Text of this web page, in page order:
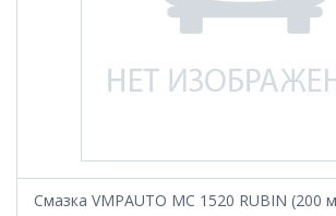
Смазка VMPAUTO MC 1520 RUBIN (200